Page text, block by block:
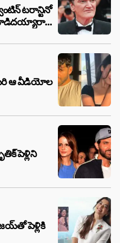
టరాన్టినో
ఆ వీడియోల
పెళ్లిని
పెళ్లికి